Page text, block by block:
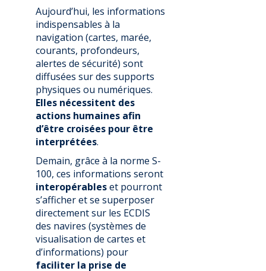
Aujourd’hui, les informations
indispensables à la
navigation (cartes, marée,
courants, profondeurs,
alertes de sécurité) sont
diffusées sur des supports
physiques ou numériques.
Elles nécessitent des
actions humaines afin
d’être croisées pour être
interprétées.
Demain, grâce à la norme S-
100, ces informations seront
interopérableset pourront
s’afficher et se superposer
directement sur les ECDIS
des navires (systèmes de
visualisation de cartes et
d’informations) pour
faciliter la prise de